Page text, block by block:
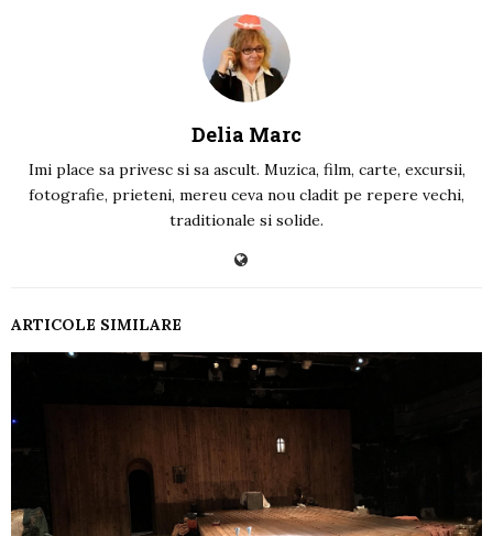
Delia Marc
Imi place sa privesc si sa ascult. Muzica, film, carte, excursii,
fotografie, prieteni, mereu ceva nou cladit pe repere vechi,
traditionale si solide.
ARTICOLE SIMILARE